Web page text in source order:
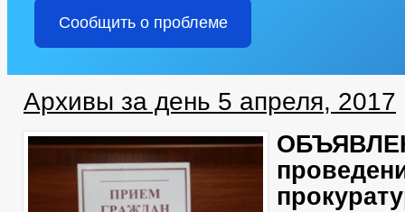
Сообщить о проблеме
Архивы за день 5 апреля, 2017